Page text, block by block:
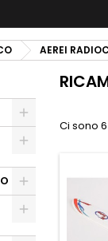
AEREI
Ci sono